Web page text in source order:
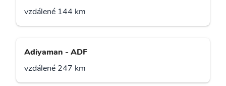
vzdálené 144 km
Adiyaman - ADF
vzdálené 247 km